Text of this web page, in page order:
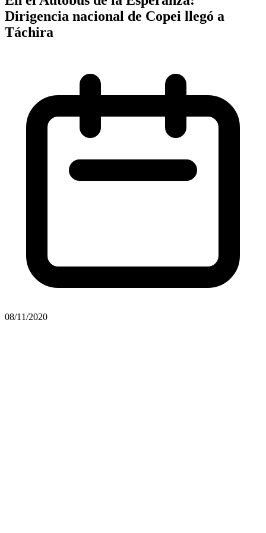
Dirigencia nacional de Copei llegó a
Táchira
08/11/2020